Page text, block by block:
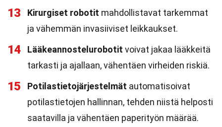
13 Kirurgiset robotit mahdollistavat tarkemmat
ja vähemmän invasiiviset leikkaukset.
14 Lääkeannostelurobotit voivat jakaa lääkkeitä
tarkasti ja ajallaan, vähentäen virheiden riskiä.
15 Potilastietojärjestelmät automatisoivat
potilastietojen hallinnan, tehden niistä helposti
saatavilla ja vähentäen paperityön määrää.